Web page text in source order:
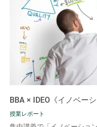
BBA × IDEO《イノベーシ
授業レポート